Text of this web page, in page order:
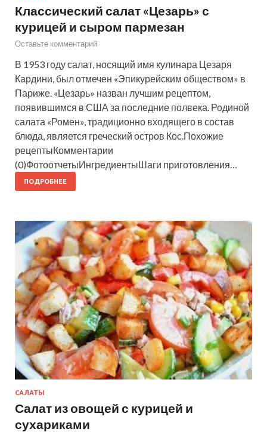
Классический салат «Цезарь» с
курицей и сыром пармезан
Оставьте комментарий
В 1953 году салат, носящий имя кулинара Цезаря
Кардини, был отмечен «Эпикурейским обществом» в
Париже. «Цезарь» назван лучшим рецептом,
появившимся в США за последние полвека. Родиной
салата «Ромен», традиционно входящего в состав
блюда, является греческий остров Кос.Похожие
рецептыКомментарии
(0)ФотоотчетыИнгредиентыШаги приготовления…
ПОДРОБНЕЕ
САЛАТЫ
Салат из овощей с курицей и
сухариками